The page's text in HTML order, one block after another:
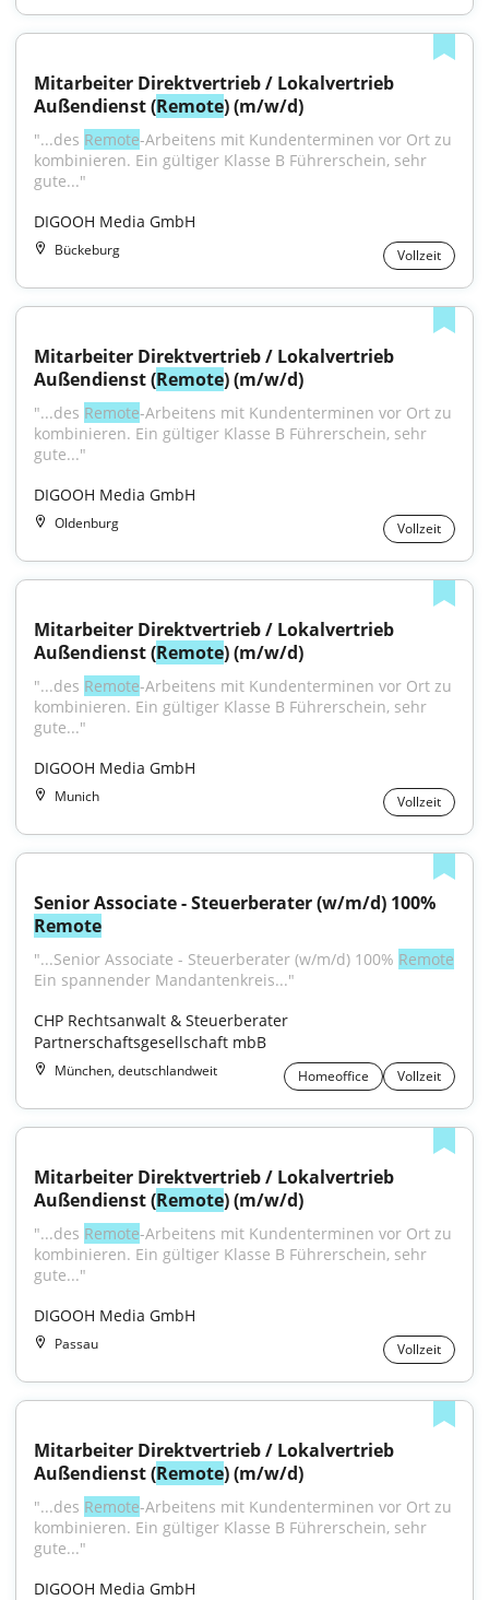
Mitarbeiter Direktvertrieb / Lokalvertrieb
Außendienst (Remote) (m/w/d)
"...des Remote-Arbeitens mit Kundenterminen vor Ort zu
kombinieren. Ein gültiger Klasse B Führerschein, sehr
gute..."
DIGOOH Media GmbH
Bückeburg Vollzeit
Mitarbeiter Direktvertrieb / Lokalvertrieb
Außendienst (Remote) (m/w/d)
"...des Remote-Arbeitens mit Kundenterminen vor Ort zu
kombinieren. Ein gültiger Klasse B Führerschein, sehr
gute..."
DIGOOH Media GmbH
Oldenburg Vollzeit
Mitarbeiter Direktvertrieb / Lokalvertrieb
Außendienst (Remote) (m/w/d)
"...des Remote-Arbeitens mit Kundenterminen vor Ort zu
kombinieren. Ein gültiger Klasse B Führerschein, sehr
gute..."
DIGOOH Media GmbH
Munich Vollzeit
Remote
"...Senior Associate - Steuerberater (w/m/d) 100% Remote
Ein spannender Mandantenkreis..."
CHP Rechtsanwalt & Steuerberater
Partnerschaftsgesellschaft mbB
München, deutschlandweit Homeoffice Vollzeit
Mitarbeiter Direktvertrieb / Lokalvertrieb
Außendienst (Remote) (m/w/d)
"...des Remote-Arbeitens mit Kundenterminen vor Ort zu
kombinieren. Ein gültiger Klasse B Führerschein, sehr
gute..."
DIGOOH Media GmbH
Passau Vollzeit
Mitarbeiter Direktvertrieb / Lokalvertrieb
Außendienst (Remote) (m/w/d)
"...des Remote-Arbeitens mit Kundenterminen vor Ort zu
kombinieren. Ein gültiger Klasse B Führerschein, sehr
gute..."
DIGOOH Media GmbH